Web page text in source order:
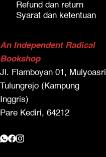
Refund dan return
Syarat dan ketentuan
An Independent Radical
Bookshop
Jl. Flamboyan 01, Mulyoasri
Tulungrejo (Kampung
Inggris)
Pare Kediri, 64212